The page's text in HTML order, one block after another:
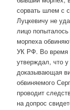
сорвать шлем с
Луцкевичу не
лицо
морпеха
УК РФ. Во время
утверждал, что
доказывающая
обвиняемого
проводит
на допрос